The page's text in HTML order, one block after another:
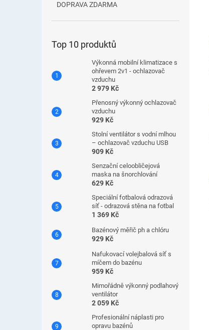
DOPRAVA ZDARMA
Top 10 produktů
Výkonná mobilní klimatizace s
ohřevem 2v1 - ochlazovač
vzduchu
2 979 Kč
Přenosný výkonný ochlazovač
vzduchu
929 Kč
Stolní ventilátor s vodní mlhou
– ochlazovač vzduchu USB
909 Kč
Senzační celoobličejová
maska ​​na šnorchlování
629 Kč
Speciální fotbalová odrazová
síť - odrazová stěna na fotbal
1 369 Kč
Bazénový měřič ph a chlóru
929 Kč
Nafukovací volejbalová síť s
míčem do bazénu
959 Kč
Mimořádně výkonný podlahový
ventilátor
2 059 Kč
Profesionální náplasti pro
opravu bazénů